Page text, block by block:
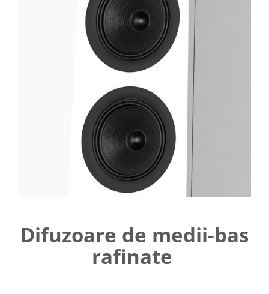
Difuzoare de medii-bas
rafinate